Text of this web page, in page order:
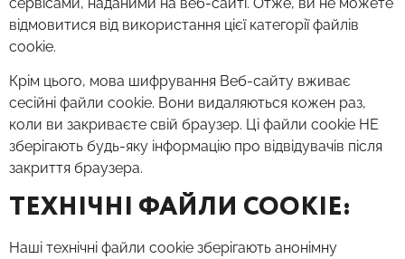
відмовитися від використання цієї категорії файлів
cookie.
Крім цього, мова шифрування Веб-сайту вживає
сесійні файли cookie. Вони видаляються кожен раз,
коли ви закриваєте свій браузер. Ці файли cookie НЕ
зберігають будь-яку інформацію про відвідувачів після
закриття браузера.
ТЕХНІЧНІ ФАЙЛИ COOKIE:
Наші технічні файли cookie зберігають анонімну